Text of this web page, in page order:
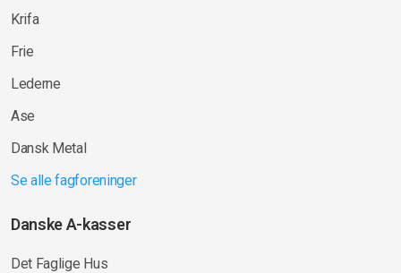
Krifa
Frie
Lederne
Ase
Dansk Metal
Se alle fagforeninger
Danske A-kasser
Det Faglige Hus